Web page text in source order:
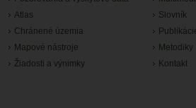
Atlas
Chránené územia
Mapové nástroje
Žiadosti a výnimky
Slovník
Metodiky
Kontakt